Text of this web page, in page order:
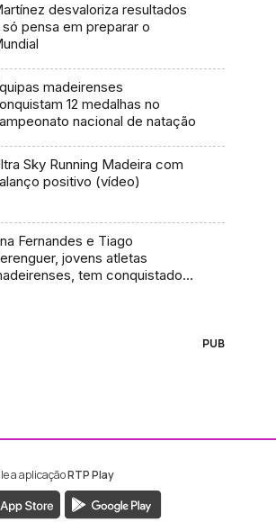
desvaloriza resultados
pensa em preparar o
madeirenses
12 medalhas no
nacional de natação
Sky Running Madeira com
positivo (vídeo)
Fernandes e Tiago
jovens atletas
tem conquistado
PUB
Madeira
Madeira
a aplicaçãoRTP Play